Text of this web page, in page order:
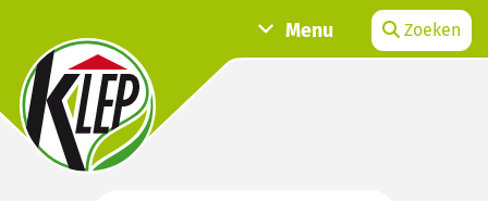
Menu Zoeken